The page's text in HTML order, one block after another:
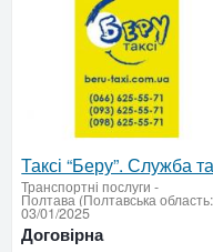
Транспортні послуги -
03/01/2025
Договірна